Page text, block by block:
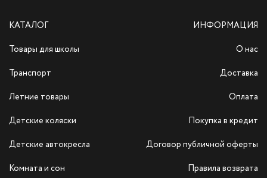
КАТАЛОГ
Товары для школы
Транспорт
Летние товары
Детские коляски
Детские автокресла
Комната и сон
ИНФОРМАЦИЯ
О нас
Доставка
Оплата
Покупка в кредит
Договор публичной оферты
Правила возврата